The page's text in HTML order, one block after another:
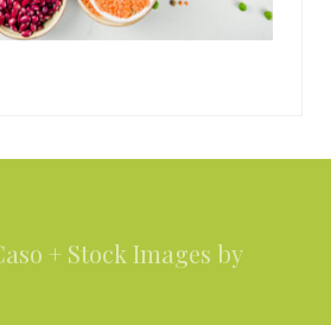
+ Stock Images by